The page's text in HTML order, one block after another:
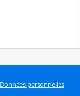
Données personnelles